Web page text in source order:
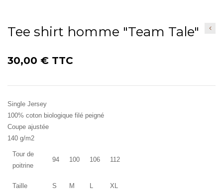
Tee shirt homme "Team Tale"
30,00 € TTC
Single Jersey
100% coton biologique filé peigné
Coupe ajustée
140 g/m2
Tour de
poitrine
94 100 106 112
Taille S M L XL